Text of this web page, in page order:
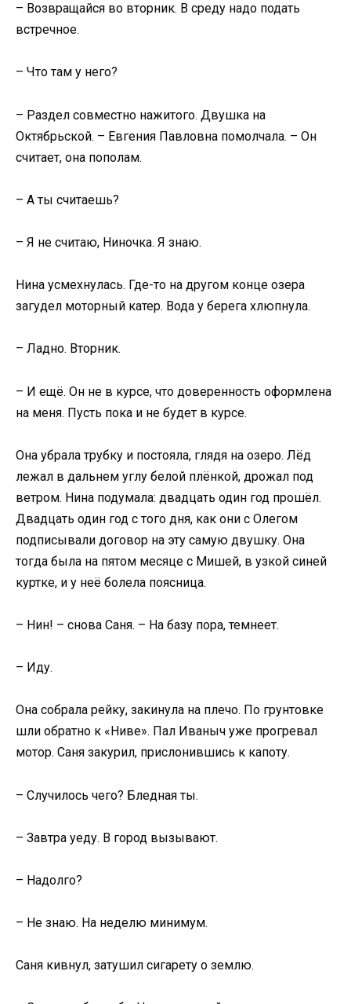
– Возвращайся во вторник. В среду надо подать
встречное.
– Что там у него?
– Раздел совместно нажитого. Двушка на
Октябрьской. – Евгения Павловна помолчала. – Он
считает, она пополам.
– А ты считаешь?
– Я не считаю, Ниночка. Я знаю.
Нина усмехнулась. Где-то на другом конце озера
загудел моторный катер. Вода у берега хлюпнула.
– Ладно. Вторник.
– И ещё. Он не в курсе, что доверенность оформлена
на меня. Пусть пока и не будет в курсе.
Она убрала трубку и постояла, глядя на озеро. Лёд
лежал в дальнем углу белой плёнкой, дрожал под
ветром. Нина подумала: двадцать один год прошёл.
Двадцать один год с того дня, как они с Олегом
подписывали договор на эту самую двушку. Она
тогда была на пятом месяце с Мишей, в узкой синей
куртке, и у неё болела поясница.
– Нин! – снова Саня. – На базу пора, темнеет.
– Иду.
Она собрала рейку, закинула на плечо. По грунтовке
шли обратно к «Ниве». Пал Иваныч уже прогревал
мотор. Саня закурил, прислонившись к капоту.
– Случилось чего? Бледная ты.
– Завтра уеду. В город вызывают.
– Надолго?
– Не знаю. На неделю минимум.
Саня кивнул, затушил сигарету о землю.